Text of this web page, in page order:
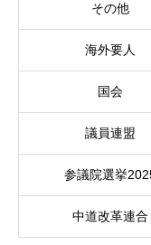
その他
海外要人
国会
議員連盟
参議院選挙
中道改革連合